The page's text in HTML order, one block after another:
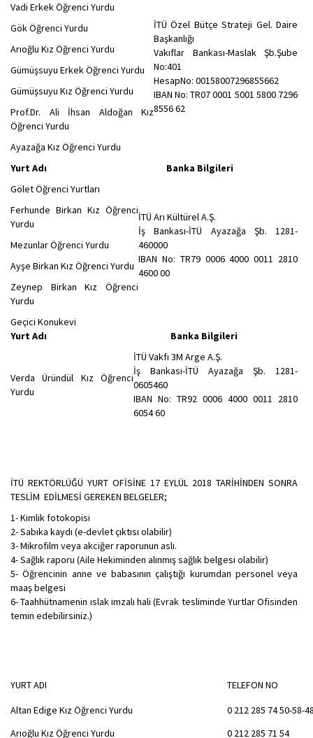
İTÜ Özel Bütçe Strateji Gel. Daire
Başkanlığı
Vakıflar Bankası-Maslak Şb.Şube
No:401
HesapNo: 00158007296855662
IBAN No: TR07 0001 5001 5800 7296
8556 62
Vadi Erkek Öğrenci Yurdu
Gök Öğrenci Yurdu
Arıoğlu Kız Öğrenci Yurdu
Gümüşsuyu Erkek Öğrenci Yurdu
Gümüşsuyu Kız Öğrenci Yurdu
Prof.Dr. Ali İhsan Aldoğan Kız
Öğrenci Yurdu
Ayazağa Kız Öğrenci Yurdu
Yurt Adı Banka Bilgileri
Gölet Öğrenci Yurtları
İTÜ Arı Kültürel A.Ş.
İş Bankası-İTÜ Ayazağa Şb. 1281-
460000
IBAN No: TR79 0006 4000 0011 2810
4600 00
Ferhunde Birkan Kız Öğrenci
Yurdu
Mezunlar Öğrenci Yurdu
Ayşe Birkan Kız Öğrenci Yurdu
Zeynep Birkan Kız Öğrenci
Yurdu
Geçici Konukevi
Yurt Adı Banka Bilgileri
Verda Üründül Kız Öğrenci
Yurdu
İTÜ Vakfı 3M Arge A.Ş.
İş Bankası-İTÜ Ayazağa Şb. 1281-
0605460
IBAN No: TR92 0006 4000 0011 2810
6054 60
İTÜ REKTÖRLÜĞÜ YURT OFİSİNE 17 EYLÜL 2018 TARİHİNDEN SONRA
TESLİM EDİLMESİ GEREKEN BELGELER;
1- Kimlik fotokopisi
2- Sabıka kaydı (e-devlet çıktısı olabilir)
3- Mikrofilm veya akciğer raporunun aslı.
4- Sağlık raporu (Aile Hekiminden alınmış sağlık belgesi olabilir)
5- Öğrencinin anne ve babasının çalıştığı kurumdan personel veya
maaş belgesi
6- Taahhütnamenin ıslak imzalı hali (Evrak tesliminde Yurtlar Ofisinden
temin edebilirsiniz.)
YURT ADI
TELEFON NO
Altan Edige Kız Öğrenci Yurdu
0 212 285 74 50-58-
Arıoğlu Kız Öğrenci Yurdu
0 212 285 71 54